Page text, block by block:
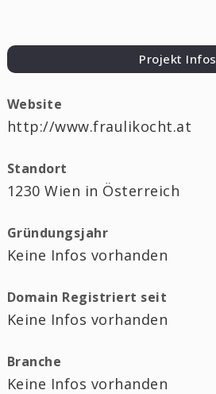
Projekt Infos
Website
http://www.fraulikocht.at
Standort
1230 Wien in Österreich
Gründungsjahr
Keine Infos vorhanden
Domain Registriert seit
Keine Infos vorhanden
Branche
Keine Infos vorhanden